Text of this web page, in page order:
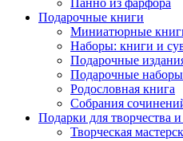
Панно из фарфора
Подарочные книги
Миниатюрные
Наборы: книги и
Подарочные
Подарочные
Родословная книга
Собрания
Подарки для творчества
Творческая